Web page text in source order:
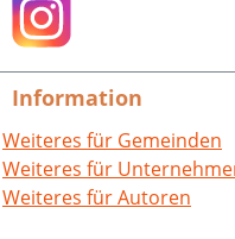
einzigartiger Weise. Hrsg. vom
Rastatt,
Redaktion:
Kreisarchivs
Information
Weiteres für Gemeinden
Weiteres für
Weiteres für Autoren